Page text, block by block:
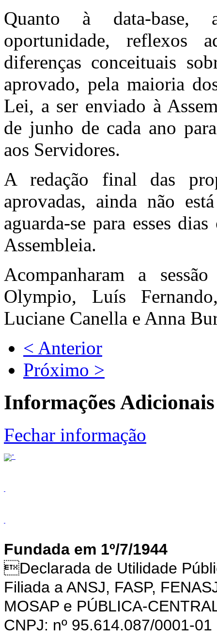
Quanto à data-base,
oportunidade, reflexos
diferenças conceituais
aprovado, pela maioria
Lei, a ser enviado à
de junho de cada ano
aos Servidores.
A redação final das
aprovadas, ainda não
aguarda-se para esses
Assembleia.
Acompanharam a
Olympio, Luís
Luciane Canella e Anna
< Anterior
Próximo >
Informações Adicionais
Fechar informação
Fundada em 1º/7/1944
Declarada de Utilidade
Filiada a ANSJ, FASP,
MOSAP e PÚBLICA-
CNPJ: nº 95.614.087/0001-01